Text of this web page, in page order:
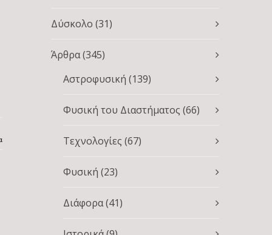
Δύσκολο (31)
Άρθρα(345)
Αστροφυσική (139)
Φυσική του Διαστήματος (66)
Τεχνολογίες (67)
Φυσική (23)
Διάφορα(41)